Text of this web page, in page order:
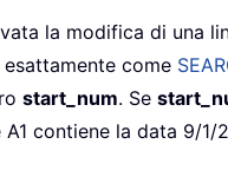
la modifica di una
come
start_num. Se
contiene la data 9/1/